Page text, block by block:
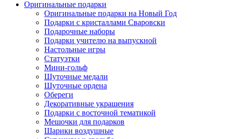
Оригинальные подарки
Оригинальные подарки на Новый Год
Подарки с кристаллами Сваровски
Подарочные наборы
Подарки учителю на выпускной
Настольные игры
Статуэтки
Мини-гольф
Шуточные медали
Шуточные ордена
Обереги
Декоративные украшения
Подарки с восточной тематикой
Мешочки для подарков
Шарики воздушные